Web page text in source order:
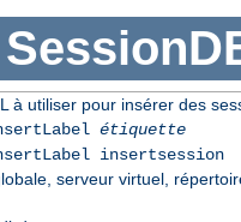
à utiliser pour insérer des
étiquette
insertsession
serveur virtuel,